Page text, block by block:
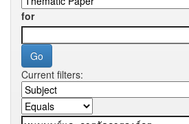
for
Current filters: